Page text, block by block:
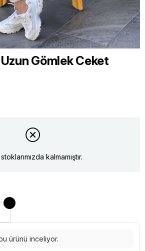
Gömlek Ceket
kalmamıştır.
ürünü inceliyor.